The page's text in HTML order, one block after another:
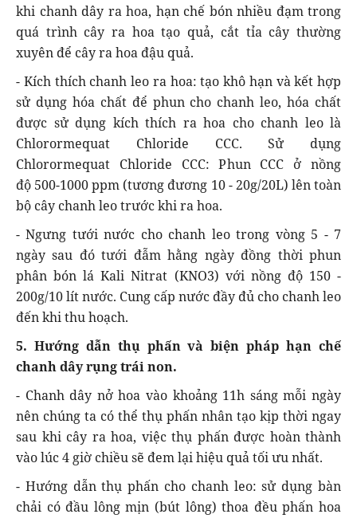
khi chanh dây ra hoa, hạn chế bón nhiều đạm trong
quá trình cây ra hoa tạo quả, cắt tỉa cây thường
xuyên để cây ra hoa đậu quả.
- Kích thích chanh leo ra hoa: tạo khô hạn và kết hợp
sử dụng hóa chất để phun cho chanh leo, hóa chất
được sử dụng kích thích ra hoa cho chanh leo là
Chlorormequat Chloride CCC. Sử dụng
Chlorormequat Chloride CCC: Phun CCC ở nồng
độ 500-1000 ppm (tương đương 10 - 20g/20L) lên toàn
bộ cây chanh leo trước khi ra hoa.
- Ngưng tưới nước cho chanh leo trong vòng 5 - 7
ngày sau đó tưới đẫm hằng ngày đồng thời phun
phân bón lá Kali Nitrat (KNO3) với nồng độ 150 -
200g/10 lít nước. Cung cấp nước đầy đủ cho chanh leo
đến khi thu hoạch.
5. Hướng dẫn thụ phấn và biện pháp hạn chế
chanh dây rụng trái non.
- Chanh dây nở hoa vào khoảng 11h sáng mỗi ngày
nên chúng ta có thể thụ phấn nhân tạo kịp thời ngay
sau khi cây ra hoa, việc thụ phấn được hoàn thành
vào lúc 4 giờ chiều sẽ đem lại hiệu quả tối ưu nhất.
- Hướng dẫn thụ phấn cho chanh leo: sử dụng bàn
chải có đầu lông mịn (bút lông) thoa đều phấn hoa